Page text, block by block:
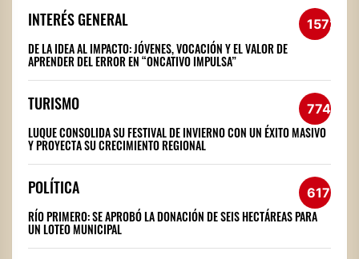
INTERÉS GENERAL 1572
DE LA IDEA AL IMPACTO: JÓVENES, VOCACIÓN Y EL VALOR DE
APRENDER DEL ERROR EN “ONCATIVO IMPULSA”
TURISMO 774
LUQUE CONSOLIDA SU FESTIVAL DE INVIERNO CON UN ÉXITO MASIVO
Y PROYECTA SU CRECIMIENTO REGIONAL
POLÍTICA 617
RÍO PRIMERO: SE APROBÓ LA DONACIÓN DE SEIS HECTÁREAS PARA
UN LOTEO MUNICIPAL